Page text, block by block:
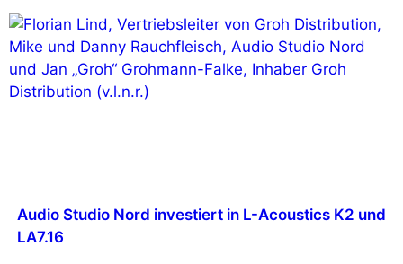
Audio Studio Nord investiert in L-Acoustics K2 und
LA7.16